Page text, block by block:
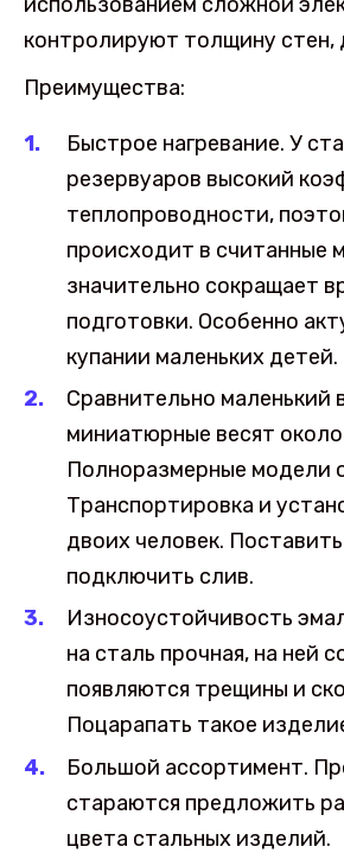
контролируют толщину стен,
Преимущества:
Быстрое нагревание. У
резервуаров высокий
теплопроводности,
происходит в считанные
значительно сокращает
подготовки. Особенно
купании маленьких детей.
Сравнительно маленький
миниатюрные весят около
Полноразмерные модели
Транспортировка и
двоих человек.
подключить слив.
Износоустойчивость
на сталь прочная, на ней
появляются трещины и
Поцарапать такое
Большой ассортимент.
стараются предложить
цвета стальных изделий.